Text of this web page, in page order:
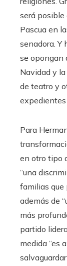
será posible
Pascua en
senadora. Y
se opongan
Navidad y
de teatro y
Para
en otro tipo
“una
familias que
además de
más
partido
medida “es